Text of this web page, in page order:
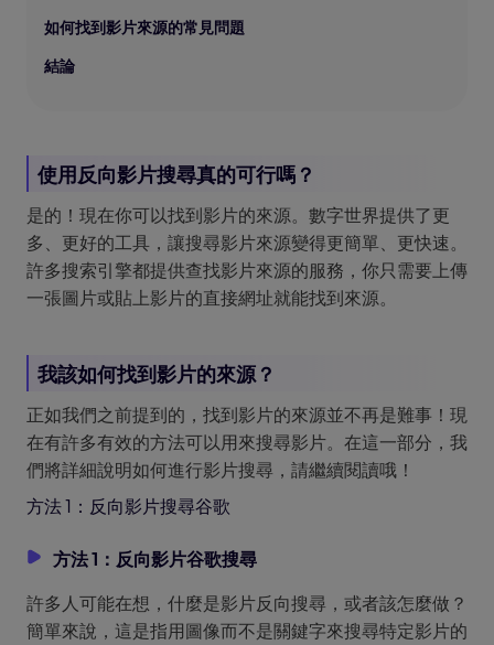
如何找到影片來源的常見問題
結論
使用反向影片搜尋真的可行嗎？
是的！現在你可以找到影片的來源。數字世界提供了更
多、更好的工具，讓搜尋影片來源變得更簡單、更快速。
許多搜索引擎都提供查找影片來源的服務，你只需要上傳
一張圖片或貼上影片的直接網址就能找到來源。
我該如何找到影片的來源？
正如我們之前提到的，找到影片的來源並不再是難事！現
在有許多有效的方法可以用來搜尋影片。在這一部分，我
們將詳細說明如何進行影片搜尋，請繼續閱讀哦！
方法 1：反向影片搜尋谷歌
方法 1：反向影片谷歌搜尋
許多人可能在想，什麼是影片反向搜尋，或者該怎麼做？
簡單來說，這是指用圖像而不是關鍵字來搜尋特定影片的